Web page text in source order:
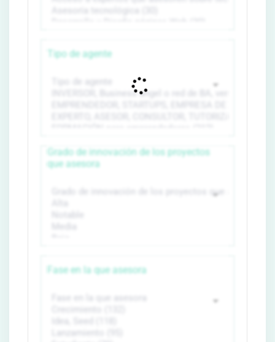
Tipo de agente
Grado de innovación de los proyectos
que asesora
Fase en la que asesora